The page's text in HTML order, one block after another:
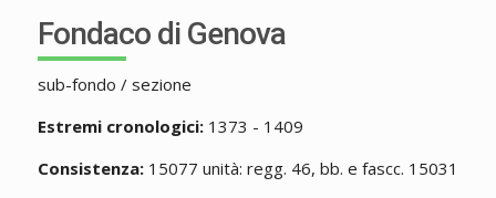
Fondaco di Genova
sub-fondo / sezione
Estremi cronologici:1373 - 1409
Consistenza:15077 unità: regg. 46, bb. e fascc. 15031